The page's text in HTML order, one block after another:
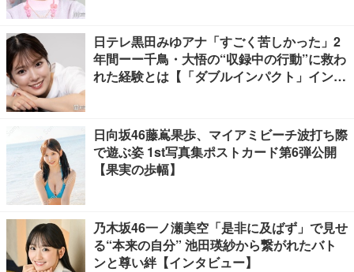
日テレ黒田みゆアナ「すごく苦しかった」2
年間ーー千鳥・大悟の“収録中の行動”に救わ
れた経験とは【「ダブルインパクト」インタ
日向坂46藤嶌果歩、マイアミビーチ波打ち際
で遊ぶ姿 1st写真集ポストカード第6弾公開
【果実の歩幅】
乃木坂46一ノ瀬美空「是非に及ばず」で見せ
る“本来の自分” 池田瑛紗から繋がれたバト
ンと尊い絆【インタビュー】